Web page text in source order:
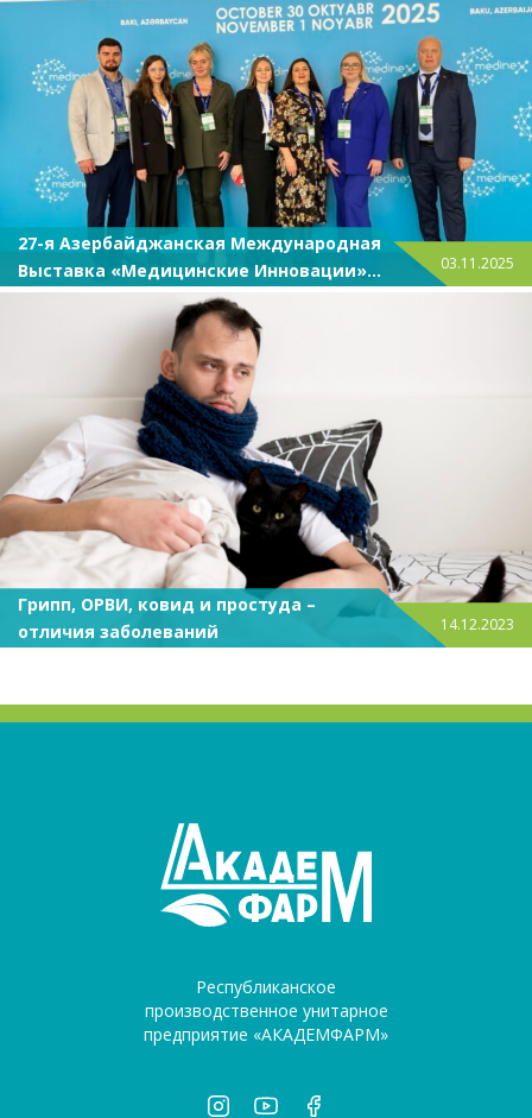
27-я Азербайджанская Международная
Выставка «Медицинские Инновации»
Medinex 2025
03.11.2025
Грипп, ОРВИ, ковид и простуда –
отличия заболеваний
14.12.2023
Республиканское
производственное унитарное
предприятие «АКАДЕМФАРМ»